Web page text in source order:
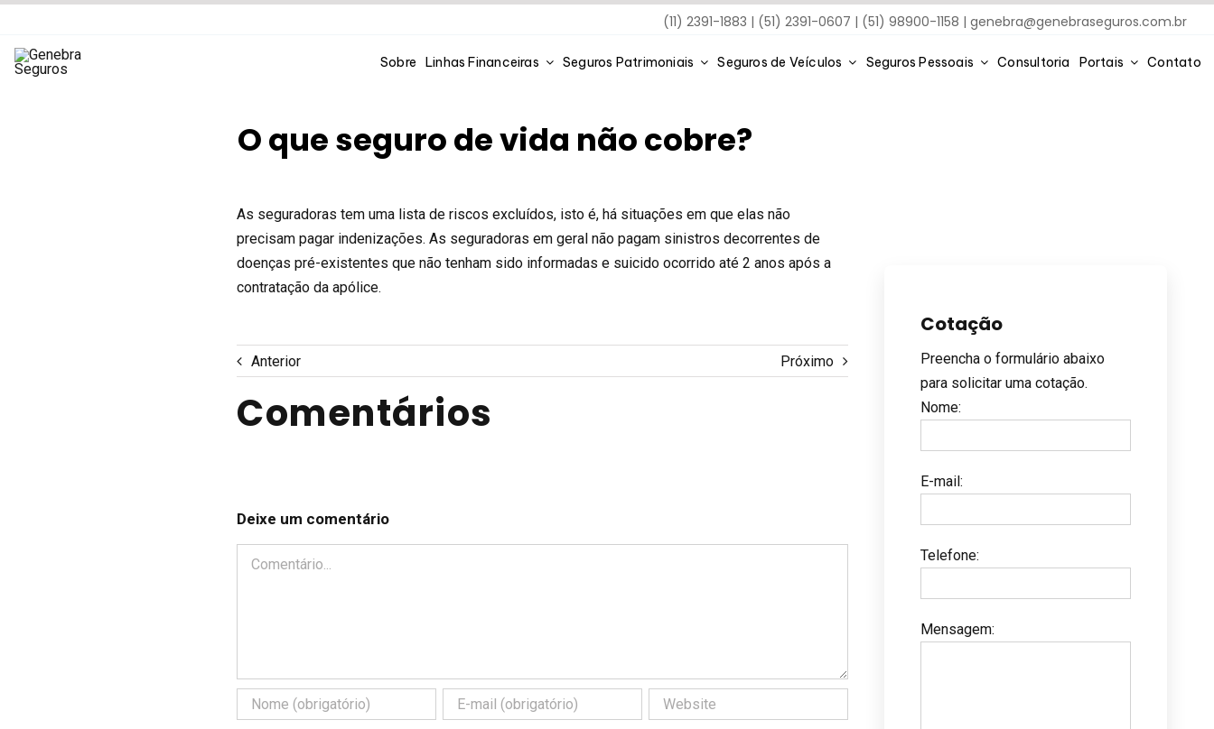
(11) 2391-1883 | (51) 2391-0607 | (51) 98900-1158 |genebra@genebraseguros.com.br
Sobre Linhas Financeiras Seguros Patrimoniais Seguros de Veículos Seguros Pessoais Consultoria Portais Contato
O que seguro de vida não cobre?
As seguradoras tem uma lista de riscos excluídos, isto é, há situações em que elas não
precisam pagar indenizações. As seguradoras em geral não pagam sinistros decorrentes de
doenças pré-existentes que não tenham sido informadas e suicido ocorrido até 2 anos após a
contratação da apólice.
Anterior Próximo
Comentários
Deixe um comentário
Comentário
Cotação
Preencha o formulário abaixo
para solicitar uma cotação.
Nome:
E-mail:
Telefone:
Mensagem: